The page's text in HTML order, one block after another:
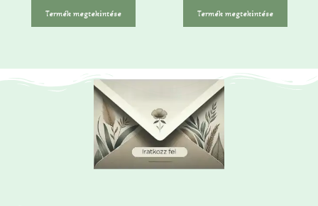
b
l
Termék megtekintése Termék megtekintése